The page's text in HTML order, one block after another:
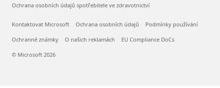
Ochrana osobních údajů spotřebitele ve zdravotnictví
Kontaktovat Microsoft Ochrana osobních údajů Podmínky používání
Ochranné známky O našich reklamách EU Compliance DoCs
© Microsoft 2026